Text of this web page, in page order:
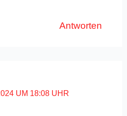
Antworten
UM 18:08 UHR